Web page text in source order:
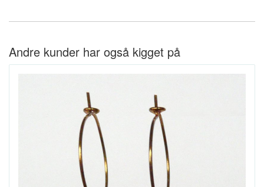
Andre kunder har også kigget på